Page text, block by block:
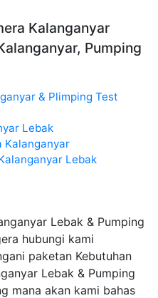
Kalanganyar
Pumping
& Plimping Test
Lebak
Kalanganyar
Lebak
Lebak & Pumping
hubungi kami
paketan Kebutuhan
Lebak & Pumping
mana akan kami bahas